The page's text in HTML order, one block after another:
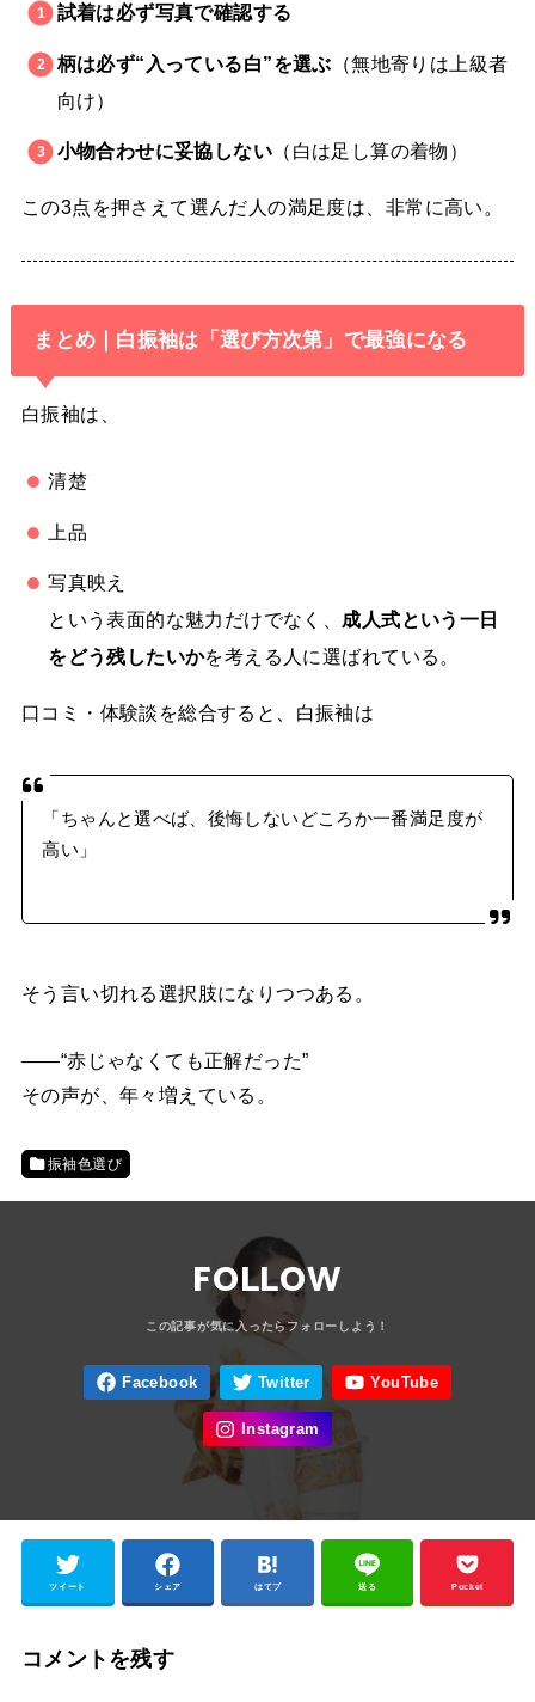
試着は必ず写真で確認する
柄は必ず“入っている白”を選ぶ （無地寄りは上級者
向け）
小物合わせに妥協しない （白は足し算の着物）
この3点を押さえて選んだ人の満足度は、非常に高い。
まとめ｜白振袖は「選び方次第」で最強になる
白振袖は、
清楚
上品
写真映え
という表面的な魅力だけでなく、 成人式という一日
をどう残したいかを考える人に選ばれている。
口コミ・体験談を総合すると、白振袖は
「ちゃんと選べば、後悔しないどころか一番満足度が
高い」
そう言い切れる選択肢になりつつある。
――“赤じゃなくても正解だった”
その声が、年々増えている。
振袖色選び
FOLLOW
ツイート シェア はてブ 送る Pocket
コメントを残す